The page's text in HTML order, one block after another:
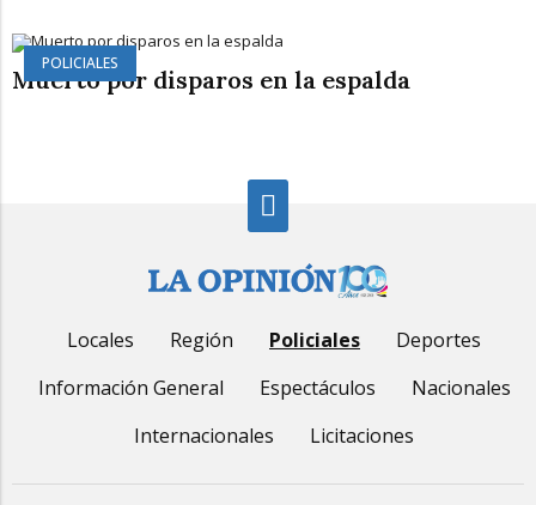
POLICIALES
Muerto por disparos en la espalda
Locales Región Policiales
Deportes
Información General
Espectáculos
Nacionales
Internacionales
Licitaciones